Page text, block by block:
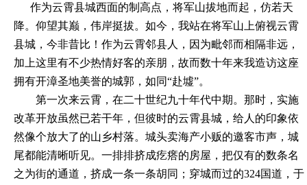
作为云霄县城西面的制高点，将军山拔地而起，仿若天
降。仰望其巅，伟岸挺拔。如今，我站在将军山上俯视云霄
县城，今非昔比！作为云霄邻县人，因为毗邻而相隔非远，
加上这里有不少热情好客的亲朋，故而数十年来我造访这座
拥有开漳圣地美誉的城郭，如同“赴墟”。
第一次来云霄，在二十世纪九十年代中期。那时，实施
改革开放虽然已若干年，但彼时的云霄县城，给人的印象依
然像个放大了的山乡村落。城头卖海产小贩的邀客市声，城
尾都能清晰听见。一排排挤成疙瘩的房屋，把仅有的数条名
之为街的通道，挤成一条一条胡同；穿城而过的324国道，于